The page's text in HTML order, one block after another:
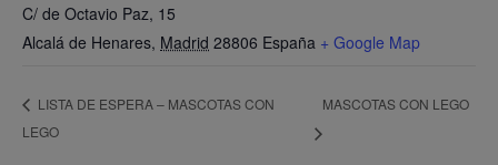
C/ de Octavio Paz, 15
Alcalá de Henares, Madrid 28806 España + Google Map
LISTA DE ESPERA – MASCOTAS CON
LEGO
MASCOTAS CON LEGO